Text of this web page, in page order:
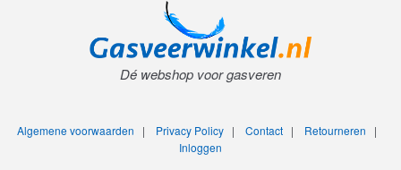
Dé webshop voor gasveren
Algemene voorwaarden | Privacy Policy| Contact| Retourneren |
Inloggen